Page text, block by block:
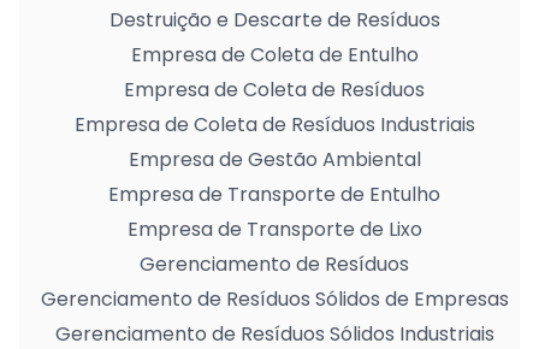
Destruição e Descarte de Resíduos
Empresa de Coleta de Entulho
Empresa de Coleta de Resíduos
Empresa de Coleta de Resíduos Industriais
Empresa de Gestão Ambiental
Empresa de Transporte de Entulho
Empresa de Transporte de Lixo
Gerenciamento de Resíduos
Gerenciamento de Resíduos Sólidos de Empresas
Gerenciamento de Resíduos Sólidos Industriais